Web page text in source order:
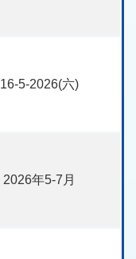
16-5-2026(六)
2026年5-7月